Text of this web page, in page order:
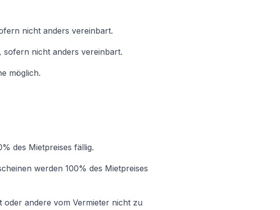
nicht anders vereinbart.
sofern nicht anders vereinbart.
möglich.
des Mietpreises fällig.
werden 100% des Mietpreises
andere vom Vermieter nicht zu